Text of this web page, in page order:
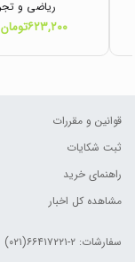
ریاضی و
۶۲۳,۲۰۰تومان
قوانین و مقررات
ثبت شکایات
راهنمای خرید
مشاهده کل اخبار
سفارشات: ۲-۶۶۴۱۷۲۲۱(۰۲۱)